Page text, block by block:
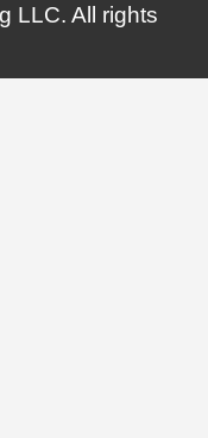
LLC. All rights